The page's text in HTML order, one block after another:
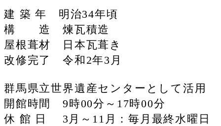
建 築 年 明治34年頃
構 造 煉瓦積造
屋根葺材 日本瓦葺き
改修完了 令和2年3月
群馬県立世界遺産センターとして活用
開館時間 9時00分～17時00分
休 館 日 3月～11月：毎月最終水曜日